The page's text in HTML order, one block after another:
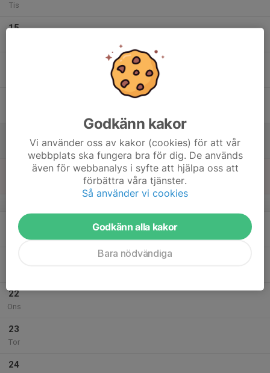
Tis
15
20
Mån
22
Ons
23
Tor
24
Godkänn kakor
Vi använder oss av kakor (cookies) för att vår
webbplats ska fungera bra för dig. De används
även för webbanalys i syfte att hjälpa oss att
förbättra våra tjänster.
Så använder vi cookies
Godkänn alla kakor
Bara nödvändiga